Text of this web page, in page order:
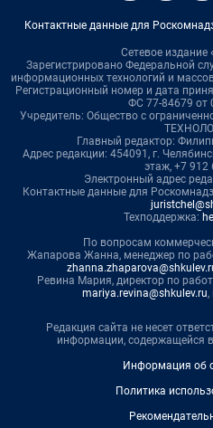
Контактные данные для
Сетевое издание
Зарегистрировано Федеральной
информационных технологий и
Регистрационный номер и дата
ФС 77-84679 от
Учредитель: Общество с
Главный редактор:
Адрес редакции: 454091, г.
этаж, +7 912
Электронный адрес
Контактные данные для
Техподдержка:
По вопросам
Жапарова Жанна, менеджер по
Ревина Мария, директор по
mariya.revina@shkulev.ru
Редакция сайта не несет
информации, содержащейся
Информация об
Политика